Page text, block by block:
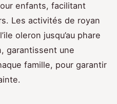
enfants, facilitant
Les activités de royan
oleron jusqu’au phare
garantissent une
famille, pour garantir